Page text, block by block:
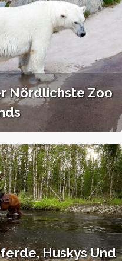
Nördlichste Zoo
Huskys Und